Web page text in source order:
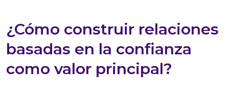
¿Cómo construir relaciones
basadas en la confianza
como valor principal?